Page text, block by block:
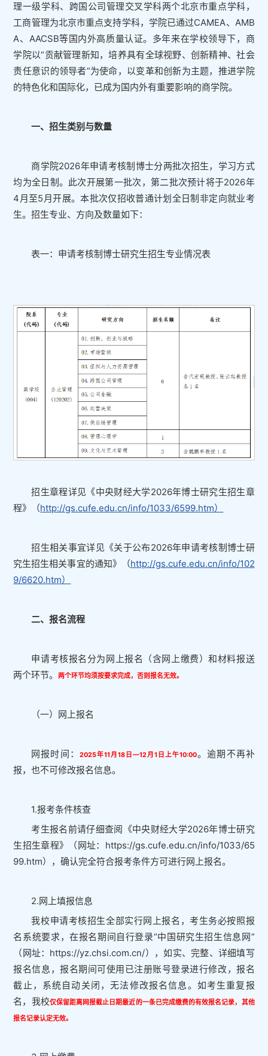
理一级学科、跨国公司管理交叉学科两个北京市重点学科，
工商管理为北京市重点支持学科，学院已通过CAMEA、AMB
A、AACSB等国内外高质量认证。多年来在学校领导下，商
学院以“贡献管理新知，培养具有全球视野、创新精神、社会
责任意识的领导者”为使命，以变革和创新为主题，推进学院
的特色化和国际化，已成为国内外有重要影响的商学院。
一、招生类别与数量
商学院2026年申请考核制博士分两批次招生，学习方式
均为全日制。此次开展第一批次，第二批次预计将于2026年
4月至5月开展。本批次仅招收普通计划全日制非定向就业考
生。招生专业、方向及数量如下：
表一：申请考核制博士研究生招生专业情况表
招生章程详见《中央财经大学2026年博士研究生招生章
程》（http://gs.cufe.edu.cn/info/1033/6599.htm）
招生相关事宜详见《关于公布2026年申请考核制博士研
究生招生相关事宜的通知》（http://gs.cufe.edu.cn/info/102
9/6620.htm）
二、报名流程
申请考核报名分为网上报名（含网上缴费）和材料报送
两个环节。两个环节均须按要求完成，否则报名无效。
（一）网上报名
网报时间： 2025年11月18日—12月1日上午10:00。逾期不再补
报，也不可修改报名信息。
1.报考条件核查
考生报名前请仔细查阅《中央财经大学2026年博士研究
生招生章程》（网址：https://gs.cufe.edu.cn/info/1033/65
99.htm），确认完全符合报考条件方可进行网上报名。
2.网上填报信息
我校申请考核招生全部实行网上报名，考生务必按照报
名系统要求，在报名期间自行登录“中国研究生招生信息网”
（网址：https://yz.chsi.com.cn/），如实、完整、详细填写
报名信息，报名期间可使用已注册账号登录进行修改，报名
截止，系统自动关闭，无法修改报名信息。如考生重复报
名，我校仅保留距离网报截止日期最近的一条已完成缴费的有效报名记录，其他
报名记录认定无效。